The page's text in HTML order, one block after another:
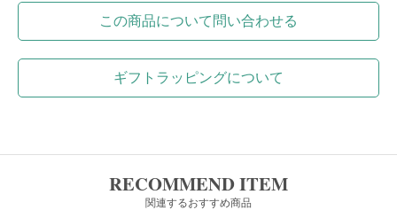
この商品について問い合わせる
ギフトラッピングについて
RECOMMEND ITEM
関連するおすすめ商品